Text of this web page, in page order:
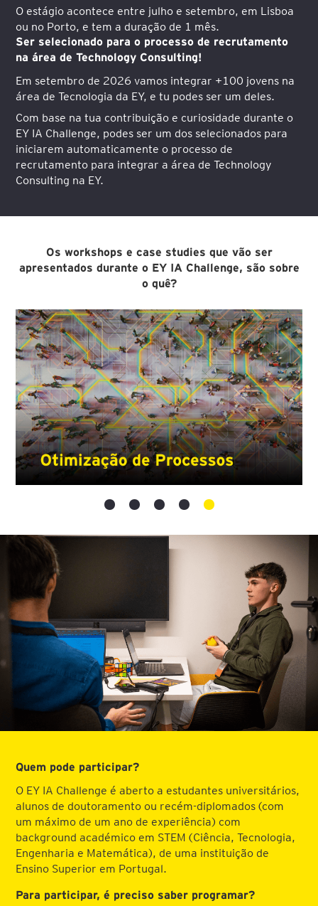
O estágio acontece entre julho e setembro, em Lisboa
ou no Porto, e tem a duração de 1 mês.
Ser selecionado para o processo de recrutamento
na área de Technology Consulting!
Em setembro de 2026 vamos integrar +100 jovens na
área de Tecnologia da EY, e tu podes ser um deles.
Com base na tua contribuição e curiosidade durante o
EY IA Challenge, podes ser um dos selecionados para
iniciarem automaticamente o processo de
recrutamento para integrar a área de Technology
Consulting na EY.
Os workshops e case studies que vão ser
apresentados durante o EY IA Challenge, são sobre
o quê?
Quem pode participar?
O EY IA Challenge é aberto a estudantes universitários,
alunos de doutoramento ou recém-diplomados (com
um máximo de um ano de experiência) com
background académico em STEM (Ciência, Tecnologia,
Engenharia e Matemática), de uma instituição de
Ensino Superior em Portugal.
Para participar, é preciso saber programar?